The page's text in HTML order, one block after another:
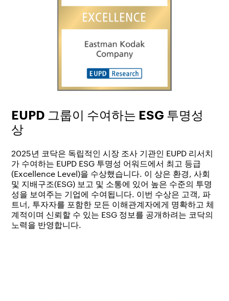
EUPD 그룹이 수여하는 ESG 투명성
상
2025년 코닥은 독립적인 시장 조사 기관인 EUPD 리서치
가 수여하는 EUPD ESG 투명성 어워드에서 최고 등급
(Excellence Level)을 수상했습니다. 이 상은 환경, 사회
및 지배구조(ESG) 보고 및 소통에 있어 높은 수준의 투명
성을 보여주는 기업에 수여됩니다. 이번 수상은 고객, 파
트너, 투자자를 포함한 모든 이해관계자에게 명확하고 체
계적이며 신뢰할 수 있는 ESG 정보를 공개하려는 코닥의
노력을 반영합니다.